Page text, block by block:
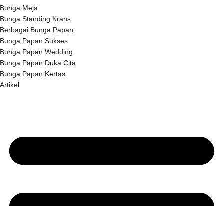
Bunga Meja
Bunga Standing Krans
Berbagai Bunga Papan
Bunga Papan Sukses
Bunga Papan Wedding
Bunga Papan Duka Cita
Bunga Papan Kertas
Artikel